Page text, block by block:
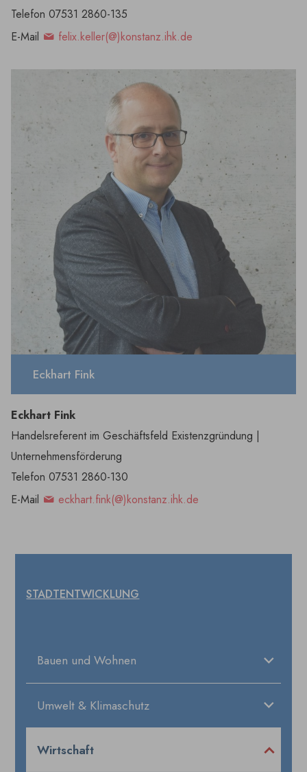
Telefon 07531 2860-135
E-Mail
felix.keller(@)konstanz.ihk.de
Eckhart Fink
Eckhart Fink
Handelsreferent im Geschäftsfeld Existenzgründung |
Unternehmensförderung
Telefon 07531 2860-130
E-Mail
eckhart.fink(@)konstanz.ihk.de
STADTENTWICKLUNG
Bauen und Wohnen
Umwelt & Klimaschutz
Wirtschaft